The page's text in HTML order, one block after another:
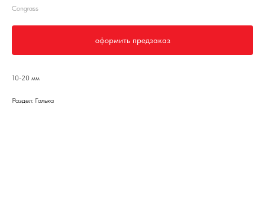
Congrass
оформить предзаказ
10-20 мм
Раздел: Галька